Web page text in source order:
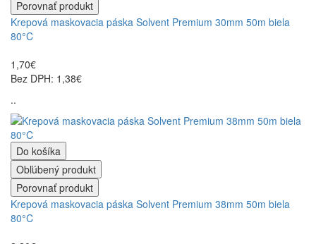
Porovnať produkt
Krepová maskovacia páska Solvent Premium 30mm 50m biela
80°C
1,70€
Bez DPH: 1,38€
..
Do košíka
Obľúbený produkt
Porovnať produkt
Krepová maskovacia páska Solvent Premium 38mm 50m biela
80°C